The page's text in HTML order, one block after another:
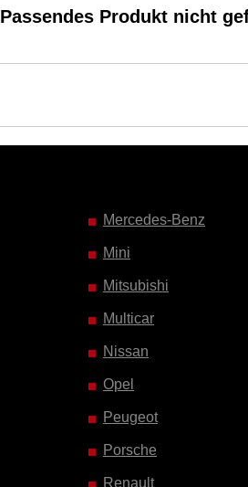
Passendes Produkt nicht
Mercedes-Benz
Mini
Mitsubishi
Multicar
Nissan
Opel
Peugeot
Porsche
Renault